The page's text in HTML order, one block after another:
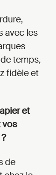
avec les
temps,
fidèle et
et
vos
de